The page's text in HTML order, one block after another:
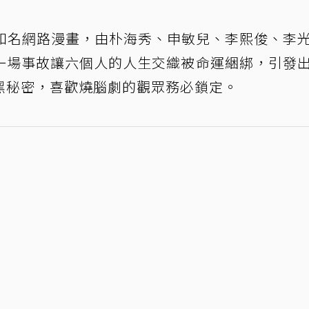
網路漫畫，由朴海秀、申敏兒、李熙俊、李
事故讓六個人的人生交織被命運綑綁，引發
密，喜歡燒腦劇的觀眾務必鎖定。